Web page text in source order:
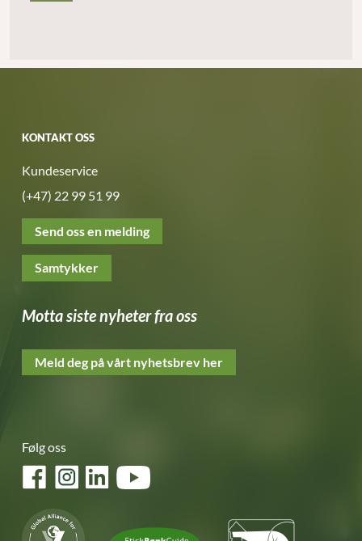
KONTAKT OSS
Kundeservice
(+47) 22 99 51 99
Send oss en melding
Samtykker
Motta siste nyheter fra oss
Meld deg på vårt nyhetsbrev her
Følg oss
FacebookInstagramLinkedInYouTube